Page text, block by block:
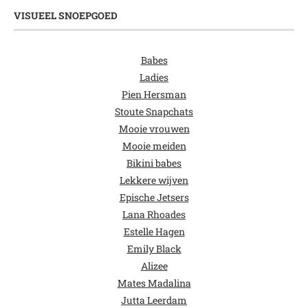
VISUEEL SNOEPGOED
Babes
Ladies
Pien Hersman
Stoute Snapchats
Mooie vrouwen
Mooie meiden
Bikini babes
Lekkere wijven
Epische Jetsers
Lana Rhoades
Estelle Hagen
Emily Black
Alizee
Mates Madalina
Jutta Leerdam